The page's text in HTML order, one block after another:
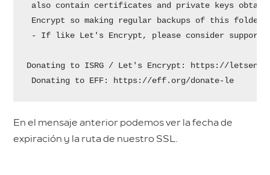
also contain certificates and private keys
Encrypt so making regular backups of this
- If like Let's Encrypt, please consider
Donating to ISRG / Let's Encrypt: https://
Donating to EFF: https://eff.org/donate-le
En el mensaje anterior podemos ver la fecha de
expiración y la ruta de nuestro SSL.